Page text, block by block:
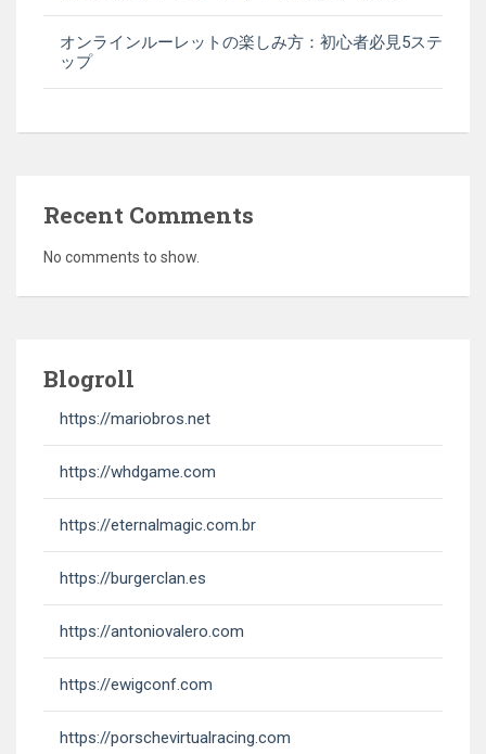
オンラインルーレットの楽しみ方：初心者必見5ステ
ップ
Recent Comments
No comments to show.
Blogroll
https://mariobros.net
https://whdgame.com
https://eternalmagic.com.br
https://burgerclan.es
https://antoniovalero.com
https://ewigconf.com
https://porschevirtualracing.com